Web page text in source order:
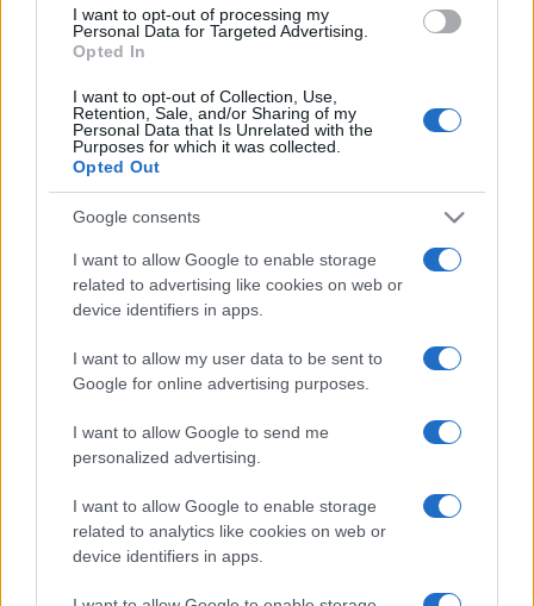
I want to opt-out of processing my
Personal Data for Targeted Advertising.
Opted In
I want to opt-out of Collection, Use,
Retention, Sale, and/or Sharing of my
Personal Data that Is Unrelated with the
Purposes for which it was collected.
Opted Out
Google consents
I want to allow Google to enable storage
related to advertising like cookies on web or
device identifiers in apps.
I want to allow my user data to be sent to
Google for online advertising purposes.
I want to allow Google to send me
personalized advertising.
I want to allow Google to enable storage
related to analytics like cookies on web or
device identifiers in apps.
meglepetésekkel teli látvány- és hangulatvilágában. A Duda
Éva Társulat célja, hogy méltón nyúljon egy nagy művész
fordulatait és olykor megrendítő festményeinek mágikus
erejét megőrizve öntse korszerű formába a szenvedéllyel
és végletekkel teli érzelmek hullámait.
A Duda Éva Társulat égisze alatt 2017-ben már készült egy
című zenésszínházi produkció a Budapesti
Operettszínházzal együttműködésben. Most egy teljesen új,
táncra és látványra épülő előadást mutatnak be a Nemzeti
Táncszínházzal közösen, karneváli hangulatban, cirkuszi és
– a társulat állandó tagja –, míg Diego Rivera szerepében
Kováts Tibor balettművészt láthatja a magyar közönség